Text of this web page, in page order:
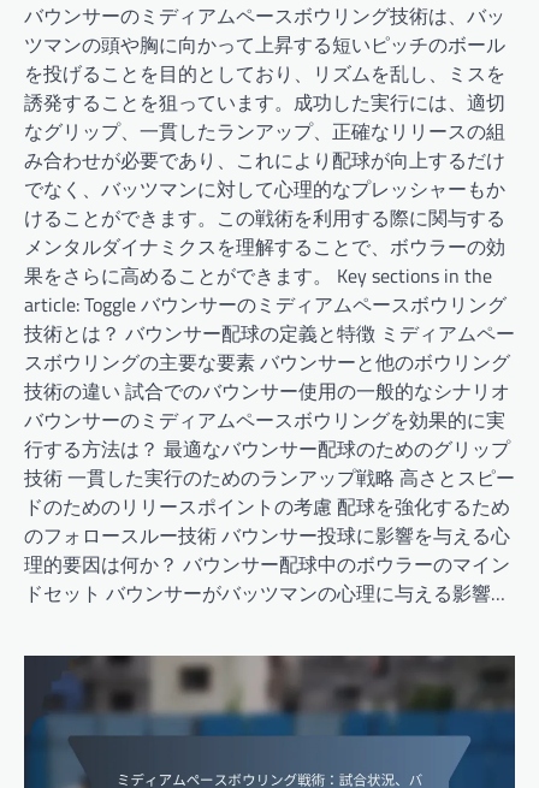
バウンサーのミディアムペースボウリング技術は、バッ
ツマンの頭や胸に向かって上昇する短いピッチのボール
を投げることを目的としており、リズムを乱し、ミスを
誘発することを狙っています。成功した実行には、適切
なグリップ、一貫したランアップ、正確なリリースの組
み合わせが必要であり、これにより配球が向上するだけ
でなく、バッツマンに対して心理的なプレッシャーもか
けることができます。この戦術を利用する際に関与する
メンタルダイナミクスを理解することで、ボウラーの効
果をさらに高めることができます。 Key sections in the
article: Toggle バウンサーのミディアムペースボウリング
技術とは？ バウンサー配球の定義と特徴 ミディアムペー
スボウリングの主要な要素 バウンサーと他のボウリング
技術の違い 試合でのバウンサー使用の一般的なシナリオ
バウンサーのミディアムペースボウリングを効果的に実
行する方法は？ 最適なバウンサー配球のためのグリップ
技術 一貫した実行のためのランアップ戦略 高さとスピー
ドのためのリリースポイントの考慮 配球を強化するため
のフォロースルー技術 バウンサー投球に影響を与える心
理的要因は何か？ バウンサー配球中のボウラーのマイン
ドセット バウンサーがバッツマンの心理に与える影響…